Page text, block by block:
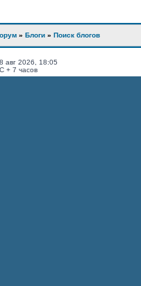
» Блоги » Поиск блогов
авг 2026, 18:05
+ 7 часов